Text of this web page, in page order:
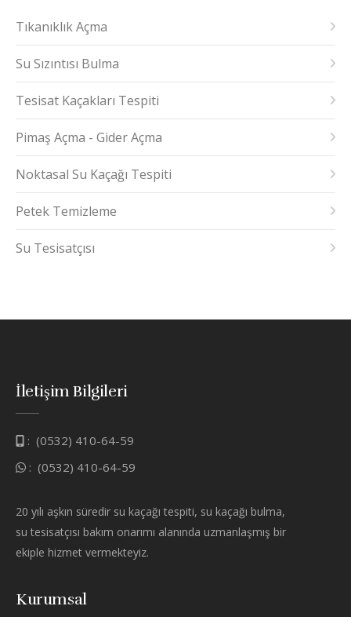
Tıkanıklık Açma
Su Sızıntısı Bulma
Tesisat Kaçakları Tespiti
Pimaş Açma - Gider Açma
Noktasal Su Kaçağı Tespiti
Petek Temizleme
Su Tesisatçısı
İletişim Bilgileri
: (0532) 410-64-59
: (0532) 410-64-59
20 yılı aşkın süredir su kaçağı tespiti, su kaçağı bulma,
su tesisatçısı bakım onarımı alanında uzmanlaşmış bir
ekiple hizmet vermekteyiz.
Kurumsal